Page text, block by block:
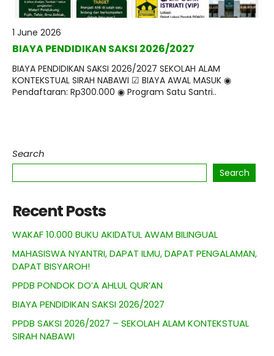
1 June 2026
BIAYA PENDIDIKAN SAKSI 2026/2027
BIAYA PENDIDIKAN SAKSI 2026/2027 SEKOLAH ALAM
KONTEKSTUAL SIRAH NABAWI ☑ BIAYA AWAL MASUK ◉
Pendaftaran: Rp300.000 ◉ Program Satu Santri..
Search
Search
Recent Posts
WAKAF 10.000 BUKU AKIDATUL AWAM BILINGUAL
MAHASISWA NYANTRI, DAPAT ILMU, DAPAT PENGALAMAN,
DAPAT BISYAROH!
PPDB PONDOK DO’A AHLUL QUR’AN
BIAYA PENDIDIKAN SAKSI 2026/2027
PPDB SAKSI 2026/2027 – SEKOLAH ALAM KONTEKSTUAL
SIRAH NABAWI